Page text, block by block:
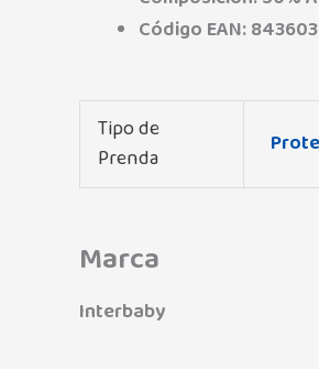
Código EAN:
Tipo de
Prenda
Marca
Interbaby